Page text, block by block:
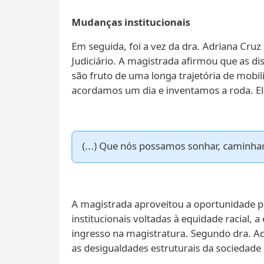
Mudanças institucionais
Em seguida, foi a vez da dra. Adriana
Judiciário. A magistrada afirmou que as
são fruto de uma longa trajetória de
acordamos um dia e inventamos a roda.
(...) Que nós possamos sonhar,
A magistrada aproveitou a oportunidade
institucionais voltadas à equidade racial,
ingresso na magistratura. Segundo dra.
as desigualdades estruturais da